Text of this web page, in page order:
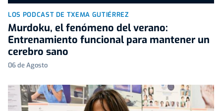
LOS PODCAST DE TXEMA GUTIÉRREZ
Murdoku, el fenómeno del verano:
Entrenamiento funcional para mantener un
cerebro sano
06 de Agosto